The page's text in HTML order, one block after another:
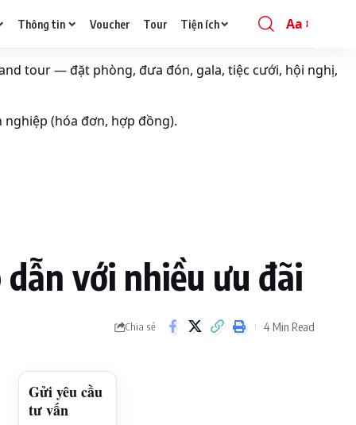
Thông tin Voucher Tour Tiện ích
Font
Aa
tour — đặt phòng, đưa đón, gala, tiệc cưới, hội nghị,
(hóa đơn, hợp đồng).
với nhiều ưu đãi
Chia sẻ 4 Min Read
Gửi yêu cầu
tư vấn